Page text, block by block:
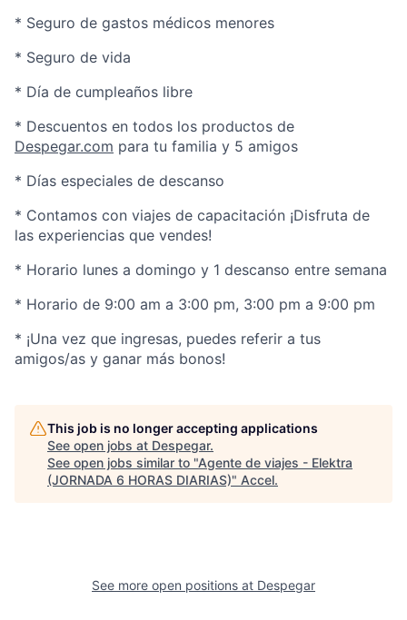
* Seguro de gastos médicos menores
* Seguro de vida
* Día de cumpleaños libre
* Descuentos en todos los productos de
Despegar.com para tu familia y 5 amigos
* Días especiales de descanso
* Contamos con viajes de capacitación ¡Disfruta de
las experiencias que vendes!
* Horario lunes a domingo y 1 descanso entre semana
* Horario de 9:00 am a 3:00 pm, 3:00 pm a 9:00 pm
* ¡Una vez que ingresas, puedes referir a tus
amigos/as y ganar más bonos!
This job is no longer accepting applications
See open jobs at Despegar.
See open jobs similar to "Agente de viajes - Elektra
(JORNADA 6 HORAS DIARIAS)" Accel.
See more open positions at Despegar